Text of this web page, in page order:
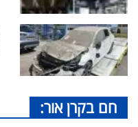
חם בקרן אור: